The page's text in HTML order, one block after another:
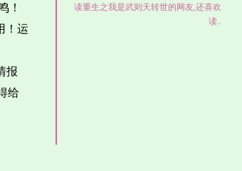
！
！运
报
给
读重生之我是武则天转世的网友,还喜欢
读..